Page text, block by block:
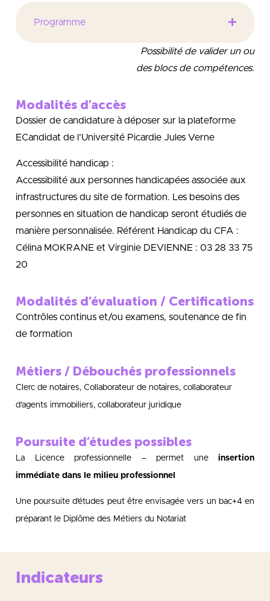
Programme
Possibilité de valider un ou
des blocs de compétences.
Modalités d’accès
Dossier de candidature à déposer sur la plateforme
ECandidat de l’Université Picardie Jules Verne
Accessibilité handicap :
Accessibilité aux personnes handicapées associée aux
infrastructures du site de formation. Les besoins des
personnes en situation de handicap seront étudiés de
manière personnalisée. Référent Handicap du CFA :
Célina MOKRANE et Virginie DEVIENNE : 03 28 33 75
20
Modalités d’évaluation / Certifications
Contrôles continus et/ou examens, soutenance de fin
de formation
Métiers / Débouchés professionnels
Clerc de notaires, Collaborateur de notaires, collaborateur
d’agents immobiliers, collaborateur juridique
Poursuite d’études possibles
La Licence professionnelle – permet une insertion
immédiate dans le milieu professionnel
Une poursuite d’études peut être envisagée vers un bac+4 en
préparant le Diplôme des Métiers du Notariat
Indicateurs